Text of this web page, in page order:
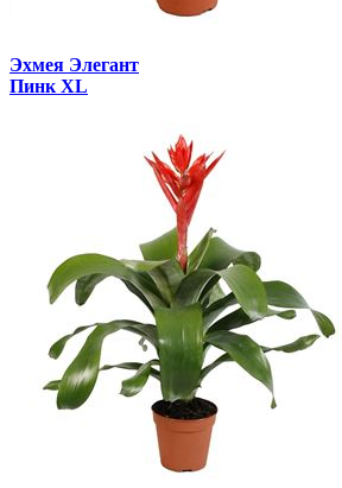
Эхмея Элегант
Пинк XL